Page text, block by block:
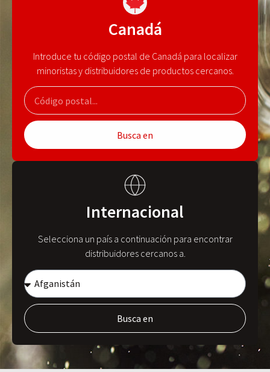
Canadá
Introduce tu código postal de Canadá para localizar
minoristas y distribuidores de productos cercanos.
Busca en
Internacional
Selecciona un país a continuación para encontrar
distribuidores cercanos a.
Busca en